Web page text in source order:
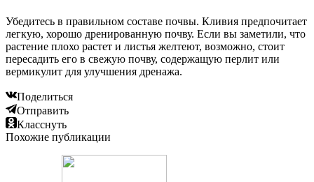
Убедитесь в правильном составе почвы. Кливия предпочитает
легкую, хорошо дренированную почву. Если вы заметили, что
растение плохо растет и листья желтеют, возможно, стоит
пересадить его в свежую почву, содержащую перлит или
вермикулит для улучшения дренажа.
Поделиться
Отправить
Класснуть
Похожие публикации